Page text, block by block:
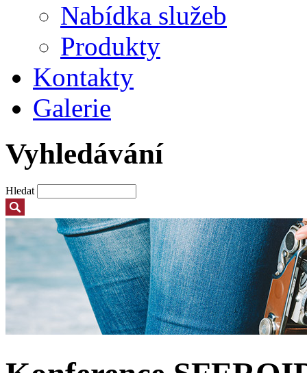
Nabídka služeb
Produkty
Kontakty
Galerie
Vyhledávání
Hledat